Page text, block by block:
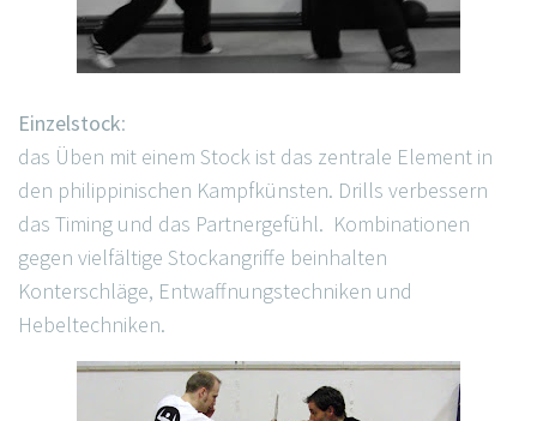
Einzelstock:
das Üben mit einem Stock ist das zentrale Element in
den philippinischen Kampfkünsten. Drills verbessern
das Timing und das Partnergefühl. Kombinationen
gegen vielfältige Stockangriffe beinhalten
Konterschläge, Entwaffnungstechniken und
Hebeltechniken.